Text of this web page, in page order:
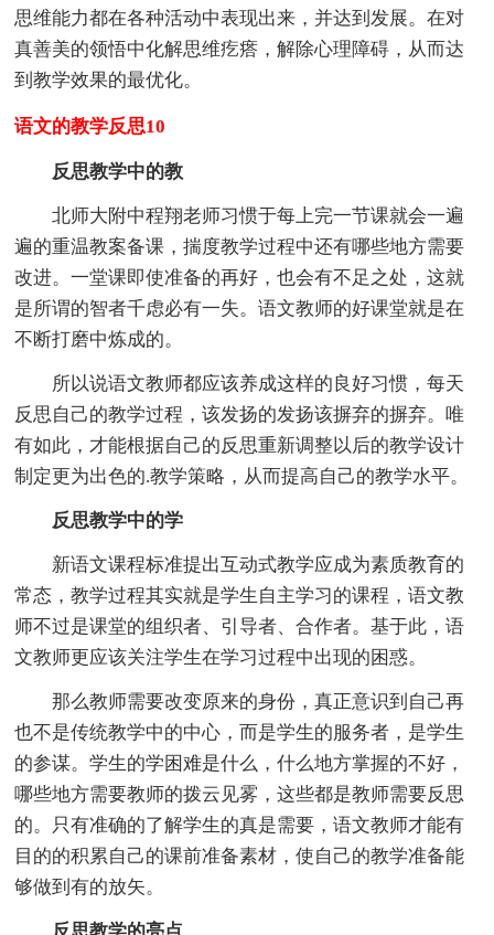
思维能力都在各种活动中表现出来，并达到发展。在对
真善美的领悟中化解思维疙瘩，解除心理障碍，从而达
到教学效果的最优化。
语文的教学反思10
反思教学中的教
北师大附中程翔老师习惯于每上完一节课就会一遍
遍的重温教案备课，揣度教学过程中还有哪些地方需要
改进。一堂课即使准备的再好，也会有不足之处，这就
是所谓的智者千虑必有一失。语文教师的好课堂就是在
不断打磨中炼成的。
所以说语文教师都应该养成这样的良好习惯，每天
反思自己的教学过程，该发扬的发扬该摒弃的摒弃。唯
有如此，才能根据自己的反思重新调整以后的教学设计
制定更为出色的.教学策略，从而提高自己的教学水平。
反思教学中的学
新语文课程标准提出互动式教学应成为素质教育的
常态，教学过程其实就是学生自主学习的课程，语文教
师不过是课堂的组织者、引导者、合作者。基于此，语
文教师更应该关注学生在学习过程中出现的困惑。
那么教师需要改变原来的身份，真正意识到自己再
也不是传统教学中的中心，而是学生的服务者，是学生
的参谋。学生的学困难是什么，什么地方掌握的不好，
哪些地方需要教师的拨云见雾，这些都是教师需要反思
的。只有准确的了解学生的真是需要，语文教师才能有
目的的积累自己的课前准备素材，使自己的教学准备能
够做到有的放矢。